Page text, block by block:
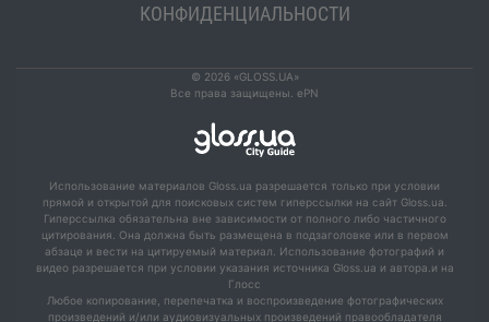
КОНФИДЕНЦИАЛЬНОСТИ
© 2026 «GLOSS.UA»
Все права защищены. ePN
Использование материалов Gloss.ua разрешается только при условии
прямой и открытой для поисковых систем гиперссылки на сайт Gloss.ua.
Гиперссылка обязательна вне зависимости от полного либо частичного
цитирования. Она должна быть размещена в подзаголовке или в первом
абзаце и вести на цитируемый материал. Использование фотографий и
видео разрешается при условии указания источника Gloss.ua и автора.и на
Глосс
Любое копирование, перепечатка и воспроизведение фотографических
произведений и/или аудиовизуальных произведений правообладателя